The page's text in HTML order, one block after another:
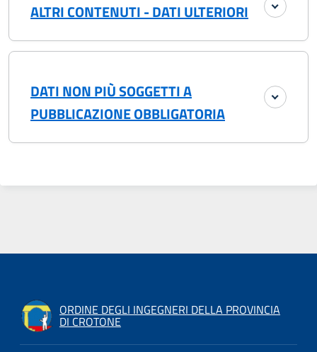
ALTRI CONTENUTI - DATI ULTERIORI
DATI NON PIÙ SOGGETTI A
PUBBLICAZIONE OBBLIGATORIA
ORDINE DEGLI INGEGNERI DELLA PROVINCIA
DI CROTONE